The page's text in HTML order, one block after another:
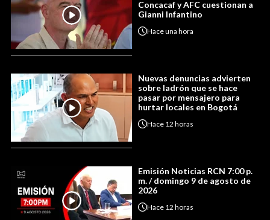
Concacaf y AFC cuestionan a
Gianni Infantino
Haceuna hora
Nuevas denuncias advierten
sobre ladrón que se hace
pasar por mensajero para
hurtar locales en Bogotá
Hace 12 horas
Emisión Noticias RCN 7:00 p.
m. / domingo 9 de agosto de
2026
Hace 12 horas